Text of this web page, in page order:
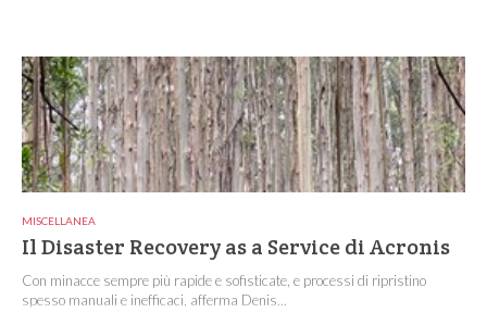
MISCELLANEA
Il Disaster Recovery as a Service di Acronis
Con minacce sempre più rapide e sofisticate, e processi di ripristino
spesso manuali e inefficaci, afferma Denis...